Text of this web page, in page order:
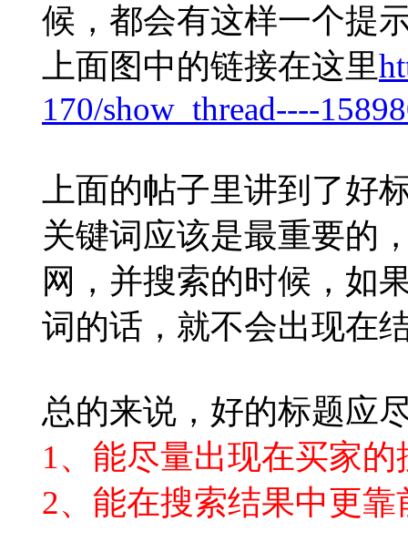
候，都会有这样一个提
上面图中的链接在这里
170/show_thread----
上面的帖子里讲到了好
关键词应该是最重要的
网，并搜索的时候，如
词的话，就不会出现在
总的来说，好的标题应
1、能尽量出现在买家
2、能在搜索结果中更靠